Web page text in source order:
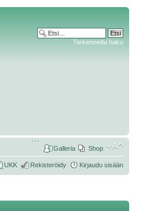
Tarkennettu haku
Shop
Galleria
UKK Rekisteröidy Kirjaudu sisään